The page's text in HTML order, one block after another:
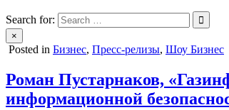
Search for:
×
Posted in Бизнес, Пресс-релизы, Шоу Бизнес
Роман Пустарнаков,
информационной